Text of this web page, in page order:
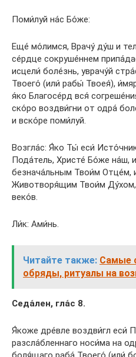
Поми́луй на́с Бо́же:
Еще́ мо́лимся, Врачу́ ду́ш и
се́рдце сокруше́ннем
исцели́ боле́знь, уврачу́й
Твоего́ (или́ рабы́ Твоея́),
я́ко Благосе́рд вся́
ско́ро воздви́гни от одра́
и вско́ре поми́луй.
Возгла́с: Я́ко Ты́ еси́
Пода́тель, Христе́ Бо́же на́ш,
безнача́льным Твои́м Отце́м,
Животворя́щим Твои́м Ду́хом,
веко́в.
Ли́к: Ами́нь.
Читайте также: Самые
обряды, ритуалы на
Седа́лен, гла́с 8.
Я́коже дре́вле воздви́гл еси́
разсла́бленнаго носи́ма на